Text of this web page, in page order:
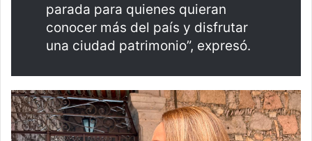
parada para quienes quieran
conocer más del país y disfrutar
una ciudad patrimonio”, expresó.